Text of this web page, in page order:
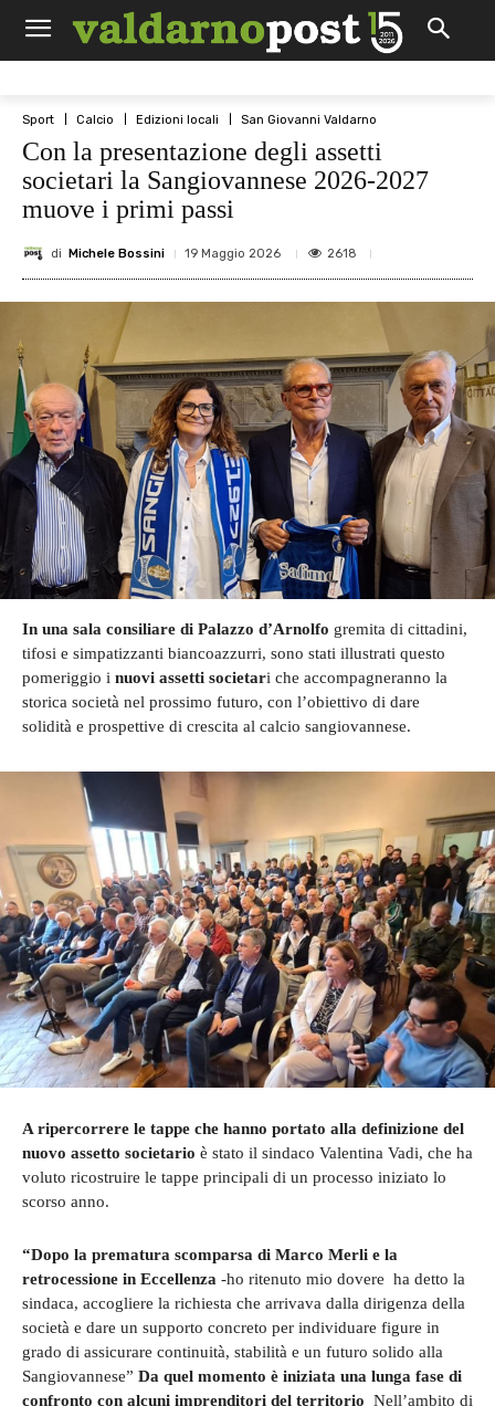
Sport Calcio Edizioni locali San Giovanni Valdarno
Con la presentazione degli assetti
societari la Sangiovannese 2026-2027
muove i primi passi
di Michele Bossini 19 Maggio 2026 2618
In una sala consiliare di Palazzo d’Arnolfo gremita di cittadini,
tifosi e simpatizzanti biancoazzurri, sono stati illustrati questo
pomeriggio i nuovi assetti societari che accompagneranno la
storica società nel prossimo futuro, con l’obiettivo di dare
solidità e prospettive di crescita al calcio sangiovannese.
A ripercorrere le tappe che hanno portato alla definizione del
nuovo assetto societario è stato il sindaco Valentina Vadi, che ha
voluto ricostruire le tappe principali di un processo iniziato lo
scorso anno.
“Dopo la prematura scomparsa di Marco Merli e la
retrocessione in Eccellenza -ho ritenuto mio dovere ha detto la
sindaca, accogliere la richiesta che arrivava dalla dirigenza della
società e dare un supporto concreto per individuare figure in
grado di assicurare continuità, stabilità e un futuro solido alla
Sangiovannese” Da quel momento è iniziata una lunga fase di
confronto con alcuni imprenditori del territorio Nell’ambito di